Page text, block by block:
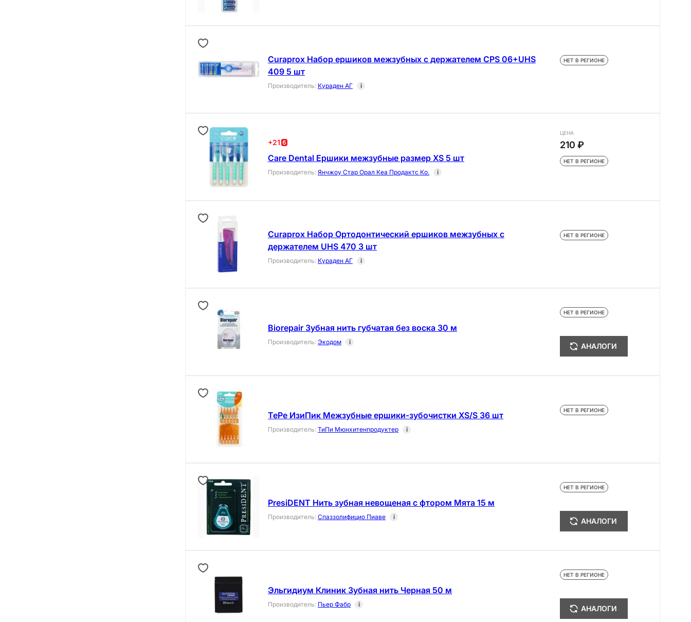
Curaprox Набор ершиков межзубных с держателем CPS 06+UHS
409 5 шт
Производитель: Кураден АГ i
НЕТ В РЕГИОНЕ
+21
Care Dental Ершики межзубные размер XS 5 шт
Производитель: Янчжоу Стар Орал Кеа Продактс Ко. i
ЦЕНА
210 ₽
НЕТ В РЕГИОНЕ
Curaprox Набор Ортодонтический ершиков межзубных с
держателем UHS 470 3 шт
Производитель: Кураден АГ i
НЕТ В РЕГИОНЕ
Biorepair Зубная нить губчатая без воска 30 м
Производитель: Экодом i
НЕТ В РЕГИОНЕ
АНАЛОГИ
TePe ИзиПик Межзубные ершики-зубочистки XS/S 36 шт
Производитель: ТиПи Мюнхитенпродуктер i
НЕТ В РЕГИОНЕ
PresiDENT Нить зубная невощеная с фтором Мята 15 м
Производитель: Спаззолифицио Пиаве i
НЕТ В РЕГИОНЕ
АНАЛОГИ
Эльгидиум Клиник Зубная нить Черная 50 м
Производитель: Пьер Фабр i
НЕТ В РЕГИОНЕ
АНАЛОГИ